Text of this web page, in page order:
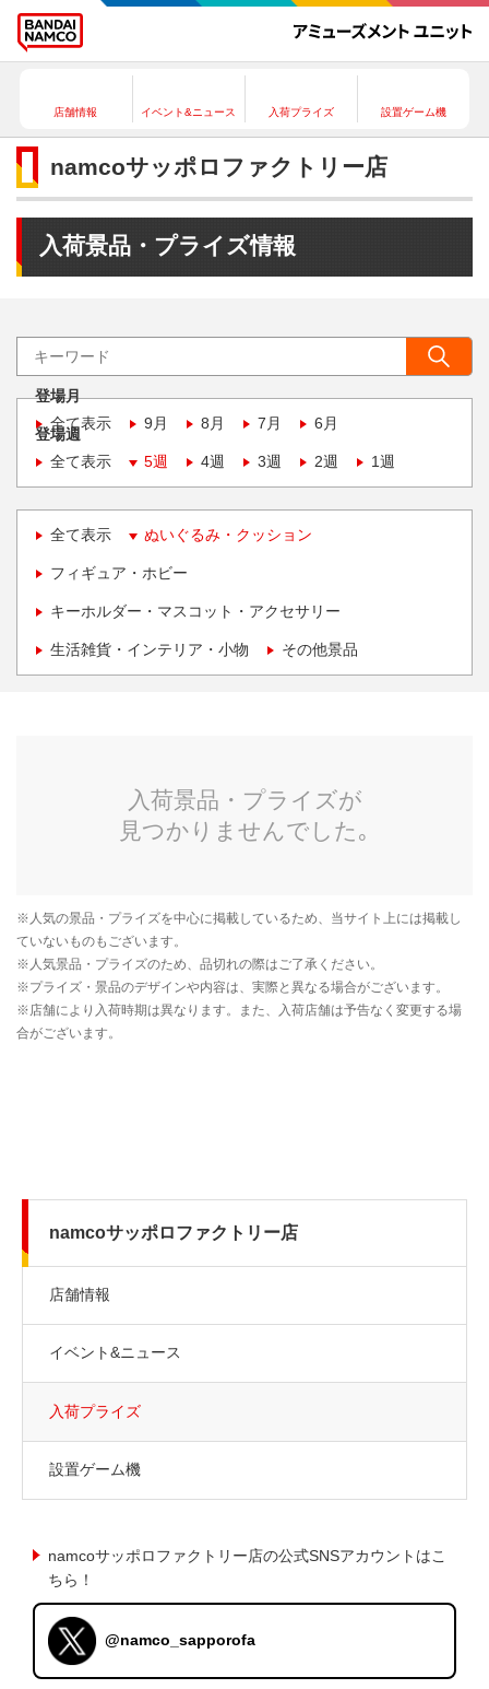
店舗情報 イベント&ニュース 入荷プライズ 設置ゲーム機
namcoサッポロファクトリー店
入荷景品・プライズ情報
登場月
全て表示
9月 8月 7月 6月
登場週
全て表示
5週 4週 3週 2週 1週
全て表示 ぬいぐるみ・クッション
フィギュア・ホビー
キーホルダー・マスコット・アクセサリー
生活雑貨・インテリア・小物 その他景品
namcoサッポロファクトリー店
店舗情報
イベント&ニュース
入荷プライズ
設置ゲーム機
namcoサッポロファクトリー店の公式SNSアカウントはこ
ちら！
@namco_sapporofa